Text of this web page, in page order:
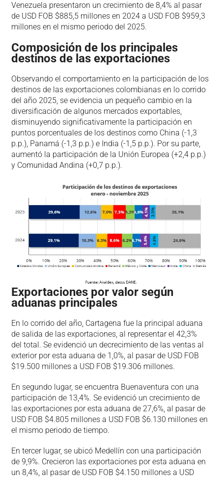
Venezuela presentaron un crecimiento de 8,4% al pasar
de USD FOB $885,5 millones en 2024 a USD FOB $959,3
millones en el mismo periodo del 2025.
Composición de los principales
destinos de las exportaciones
Observando el comportamiento en la participación de los
destinos de las exportaciones colombianas en lo corrido
del año 2025, se evidencia un pequeño cambio en la
diversificación de algunos mercados exportables,
disminuyendo significativamente la participación en
puntos porcentuales de los destinos como China (-1,3
p.p.), Panamá (-1,3 p.p.) e India (-1,5 p.p.). Por su parte,
aumentó la participación de la Unión Europea (+2,4 p.p.)
y Comunidad Andina (+0,7 p.p.).
Exportaciones por valor según
aduanas principales
En lo corrido del año, Cartagena fue la principal aduana
de salida de las exportaciones, al representar el 42,3%
del total. Se evidenció un decrecimiento de las ventas al
exterior por esta aduana de 1,0%, al pasar de USD FOB
$19.500 millones a USD FOB $19.306 millones.
En segundo lugar, se encuentra Buenaventura con una
participación de 13,4%. Se evidenció un crecimiento de
las exportaciones por esta aduana de 27,6%, al pasar de
USD FOB $4.805 millones a USD FOB $6.130 millones en
el mismo periodo de tiempo.
En tercer lugar, se ubicó Medellín con una participación
de 9,9%. Crecieron las exportaciones por esta aduana en
un 8,4%, al pasar de USD FOB $4.150 millones a USD